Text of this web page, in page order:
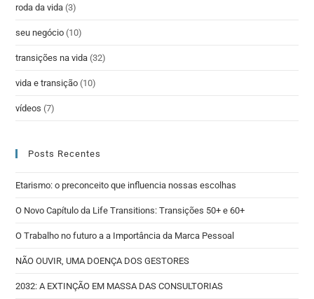
roda da vida (3)
seu negócio (10)
transições na vida (32)
vida e transição (10)
vídeos (7)
Posts Recentes
Etarismo: o preconceito que influencia nossas escolhas
O Novo Capítulo da Life Transitions: Transições 50+ e 60+
O Trabalho no futuro a a Importância da Marca Pessoal
NÃO OUVIR, UMA DOENÇA DOS GESTORES
2032: A EXTINÇÃO EM MASSA DAS CONSULTORIAS